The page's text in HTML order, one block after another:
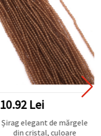
10.92 Lei
Șirag elegant de mărgele
din cristal, culoare